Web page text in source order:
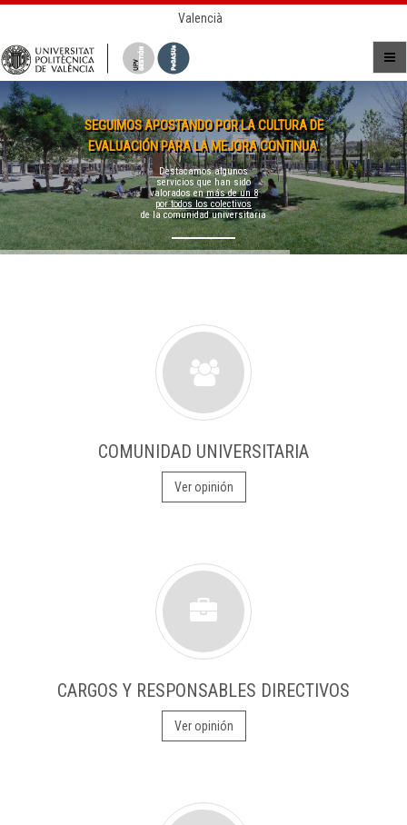
Valencià
SEGUIMOS APOSTANDO POR LA CULTURA DE
EVALUACIÓN PARA LA MEJORA CONTINUA.
Destacamos algunos
servicios que han sido
valorados enmás de un 8
por todos los colectivos
de la comunidad universitaria
COMUNIDAD UNIVERSITARIA
Ver opinión
CARGOS Y RESPONSABLES DIRECTIVOS
Ver opinión